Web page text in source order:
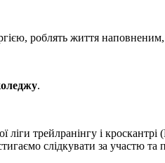
роблять життя
.
ліги трейлранінгу і
слідкувати за участю та